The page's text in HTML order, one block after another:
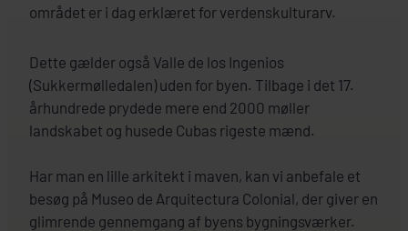
området er i dag erklæret for verdenskulturarv.
Dette gælder også Valle de los Ingenios
(Sukkermølledalen) uden for byen. Tilbage i det 17.
århundrede prydede mere end 2000 møller
landskabet og husede Cubas rigeste mænd.
Har man en lille arkitekt i maven, kan vi anbefale et
besøg på Museo de Arquitectura Colonial, der giver en
glimrende gennemgang af byens bygningsværker.